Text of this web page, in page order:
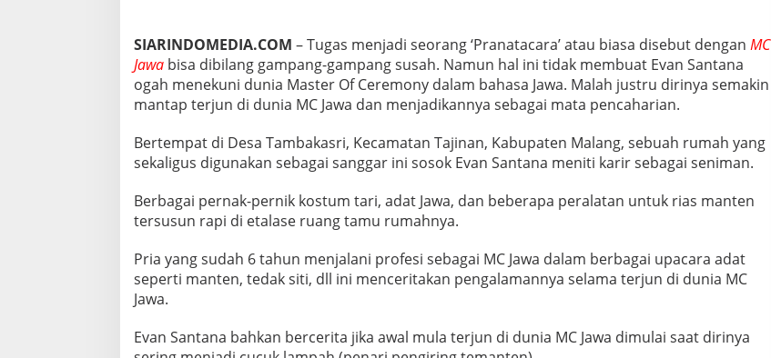
I
M
C
J
A
SIARINDOMEDIA.COM – Tugas menjadi seorang ‘Pranatacara’ atau biasa disebut dengan MC
Jawa bisa dibilang gampang-gampang susah. Namun hal ini tidak membuat Evan Santana
ogah menekuni dunia Master Of Ceremony dalam bahasa Jawa. Malah justru dirinya semakin
mantap terjun di dunia MC Jawa dan menjadikannya sebagai mata pencaharian.
Bertempat di Desa Tambakasri, Kecamatan Tajinan, Kabupaten Malang, sebuah rumah yang
sekaligus digunakan sebagai sanggar ini sosok Evan Santana meniti karir sebagai seniman.
Berbagai pernak-pernik kostum tari, adat Jawa, dan beberapa peralatan untuk rias manten
tersusun rapi di etalase ruang tamu rumahnya.
Pria yang sudah 6 tahun menjalani profesi sebagai MC Jawa dalam berbagai upacara adat
seperti manten, tedak siti, dll ini menceritakan pengalamannya selama terjun di dunia MC
Jawa.
Evan Santana bahkan bercerita jika awal mula terjun di dunia MC Jawa dimulai saat dirinya